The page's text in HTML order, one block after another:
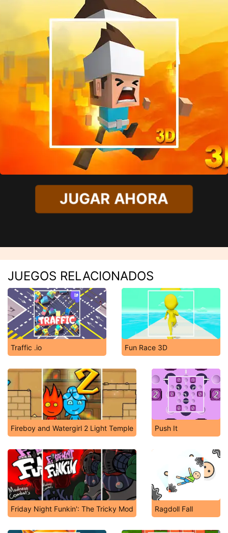
JUGAR AHORA
JUEGOS RELACIONADOS
Traffic .io Fun Race 3D
Fireboy and Watergirl 2 Light Temple Push It
Friday Night Funkin': The Tricky Mod Ragdoll Fall